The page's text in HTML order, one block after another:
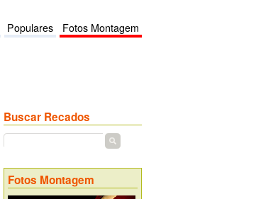
Populares Fotos Montagem
Buscar Recados
Fotos Montagem